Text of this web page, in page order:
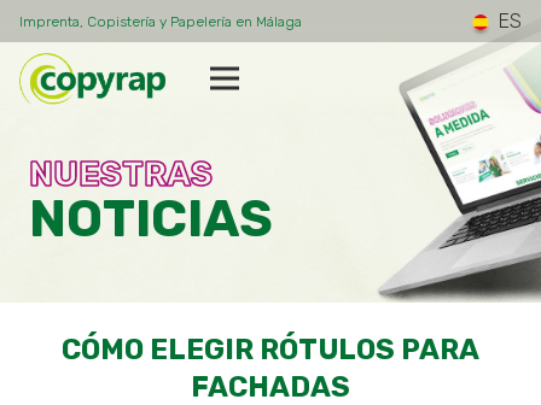
Imprenta, Copistería y Papelería en Málaga ES
NUESTRAS
NOTICIAS
CÓMO ELEGIR RÓTULOS PARA
FACHADAS